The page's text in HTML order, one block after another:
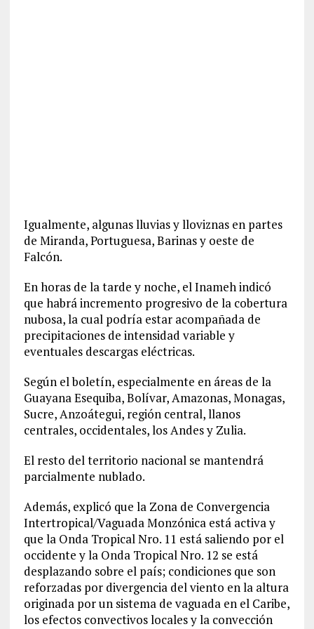
Igualmente, algunas lluvias y lloviznas en partes
de Miranda, Portuguesa, Barinas y oeste de
Falcón.
En horas de la tarde y noche, el Inameh indicó
que habrá incremento progresivo de la cobertura
nubosa, la cual podría estar acompañada de
precipitaciones de intensidad variable y
eventuales descargas eléctricas.
Según el boletín, especialmente en áreas de la
Guayana Esequiba, Bolívar, Amazonas, Monagas,
Sucre, Anzoátegui, región central, llanos
centrales, occidentales, los Andes y Zulia.
El resto del territorio nacional se mantendrá
parcialmente nublado.
Además, explicó que la Zona de Convergencia
Intertropical/Vaguada Monzónica está activa y
que la Onda Tropical Nro. 11 está saliendo por el
occidente y la Onda Tropical Nro. 12 se está
desplazando sobre el país; condiciones que son
reforzadas por divergencia del viento en la altura
originada por un sistema de vaguada en el Caribe,
los efectos convectivos locales y la convección